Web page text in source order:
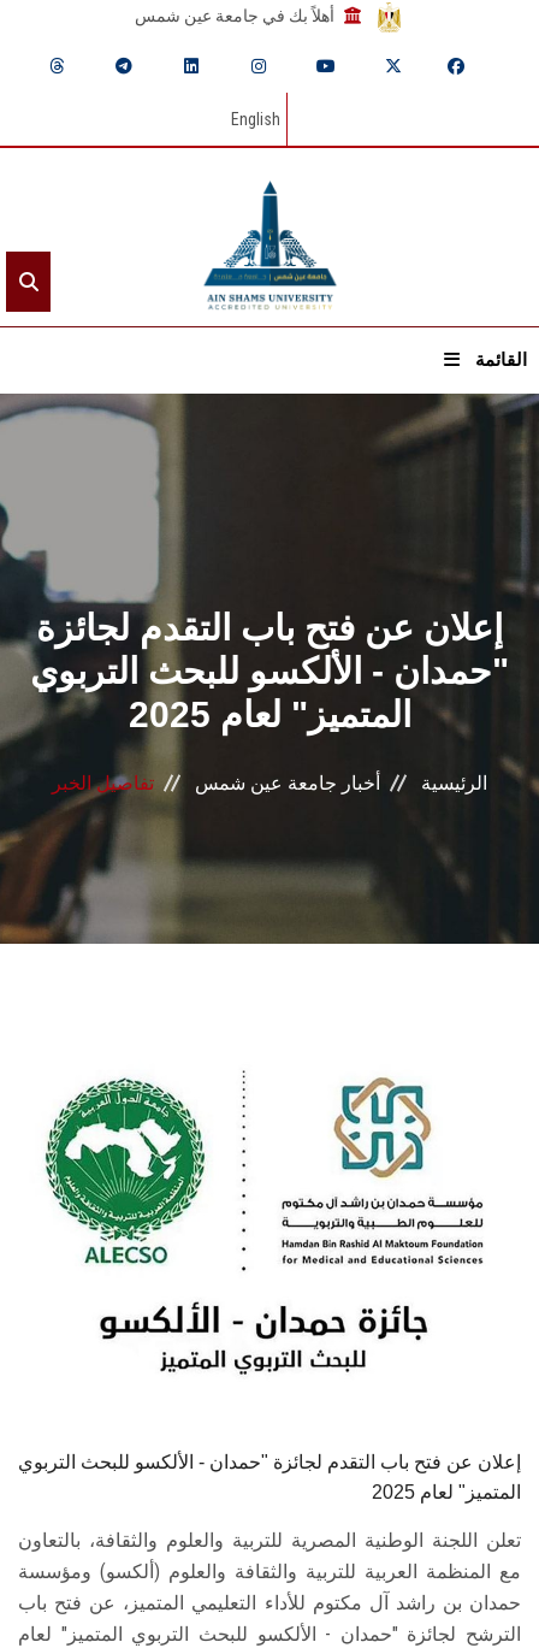
أهلاً بك في جامعة عين شمس
English
القائمة
الرئيسيـة
القطاعـات
الشئون الأكاديمية
البحث العلمي
المراكز والوحدات
الأنظمة الذكية
هيئة التدريس
الدراسات العليا
إعلان عن فتح باب التقدم لجائزة
"حمدان - الألكسو للبحث التربوي
المتميز" لعام 2025
الرئيسية أخبار جامعة عين شمس تفاصيل الخبر
إعلان عن فتح باب التقدم لجائزة "حمدان - الألكسو للبحث التربوي
المتميز" لعام 2025
تعلن اللجنة الوطنية المصرية للتربية والعلوم والثقافة، بالتعاون
مع المنظمة العربية للتربية والثقافة والعلوم (ألكسو) ومؤسسة
حمدان بن راشد آل مكتوم للأداء التعليمي المتميز، عن فتح باب
الترشح لجائزة "حمدان - الألكسو للبحث التربوي المتميز" لعام